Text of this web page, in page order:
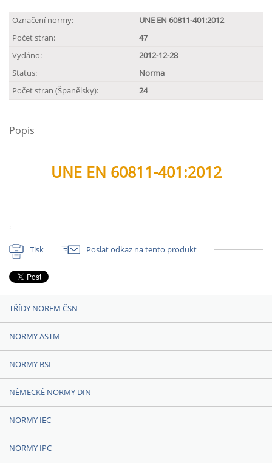
Označení normy:
UNE EN 60811-401:2012
Počet stran:
47
Vydáno:
2012-12-28
Status:
Norma
Počet stran (Španělsky):
24
Popis
UNE EN 60811-401:2012
:
Tisk Poslat odkaz na tento produkt
TŘÍDY NOREM ČSN
NORMY ASTM
NORMY BSI
NĚMECKÉ NORMY DIN
NORMY IEC
NORMY IPC